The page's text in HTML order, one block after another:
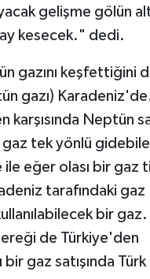
gelişme gölün
kesecek." dedi.
gazını keşfettiğini
gazı)
karşısında Neptün
gaz tek yönlü
ile eğer olası bir gaz
tarafındaki gaz
bir gaz.
de Türkiye'den
gaz satışında Türk